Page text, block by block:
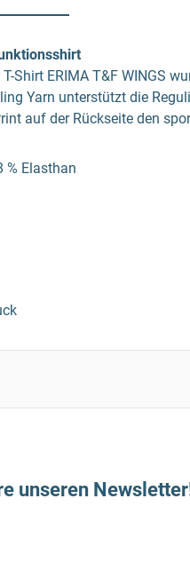
Shirt ERIMA T&F WINGS
Yarn unterstützt die
auf der Rückseite den
% Elasthan
unseren